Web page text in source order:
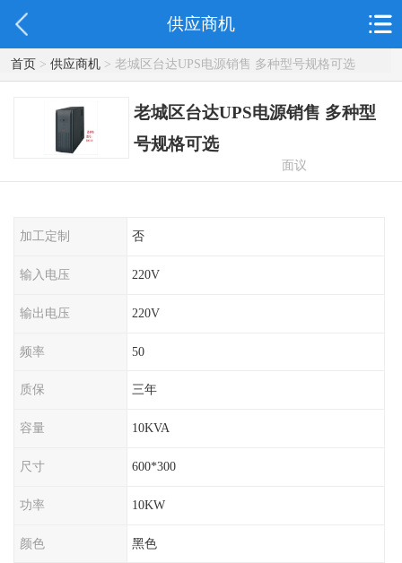
供应商机
首页> 供应商机> 老城区台达UPS电源销售 多种型号规格可选
老城区台达UPS电源销售 多种型
号规格可选
面议
加工定制 否
输入电压 220V
输出电压 220V
频率 50
质保 三年
容量 10KVA
尺寸 600*300
功率 10KW
颜色 黑色